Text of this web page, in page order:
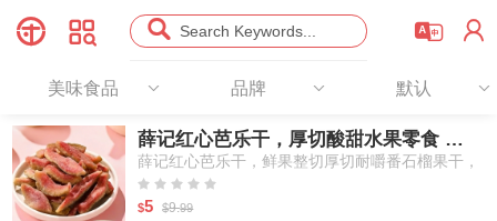
   Search Keywords... 
美味食品 品牌 默认
薛记红心芭乐干，厚切酸甜水果零食 78g
薛记红心芭乐干，鲜果整切厚切耐嚼番石榴果干，
天然酸甜办公室出行休闲果干零食
    
$5 $9.99